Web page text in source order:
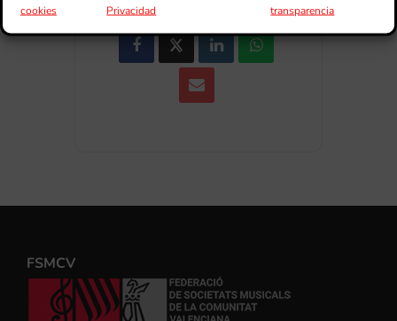
cookies
Privacidad
transparencia
FSMCV